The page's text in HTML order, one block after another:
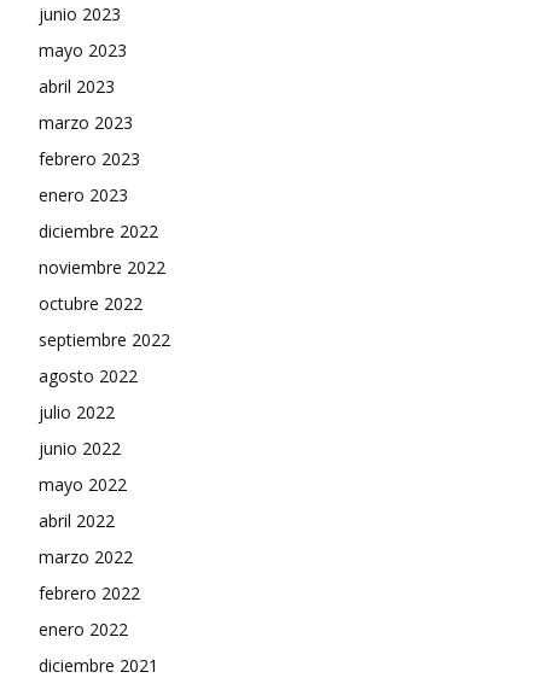
junio 2023
mayo 2023
abril 2023
marzo 2023
febrero 2023
enero 2023
diciembre 2022
noviembre 2022
octubre 2022
septiembre 2022
agosto 2022
julio 2022
junio 2022
mayo 2022
abril 2022
marzo 2022
febrero 2022
enero 2022
diciembre 2021